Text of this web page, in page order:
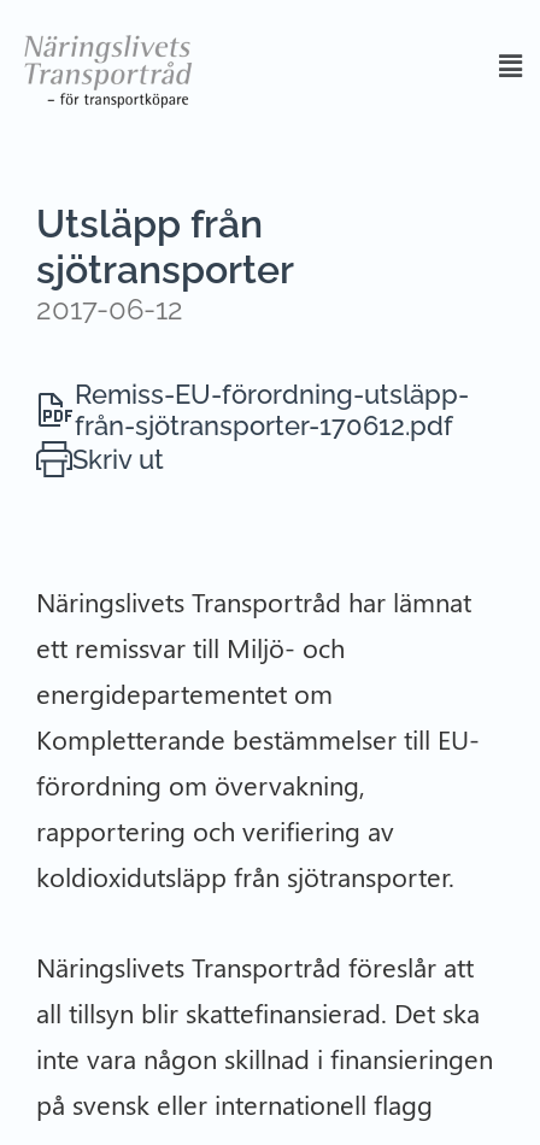
Utsläpp från
sjötransporter
2017-06-12
Remiss-EU-förordning-utsläpp-
från-sjötransporter-170612.pdf
Skriv ut
Näringslivets Transportråd har lämnat
ett remissvar till Miljö- och
energidepartementet om
Kompletterande bestämmelser till EU-
förordning om övervakning,
rapportering och verifiering av
koldioxidutsläpp från sjötransporter.
Näringslivets Transportråd föreslår att
all tillsyn blir skattefinansierad. Det ska
inte vara någon skillnad i finansieringen
på svensk eller internationell flagg